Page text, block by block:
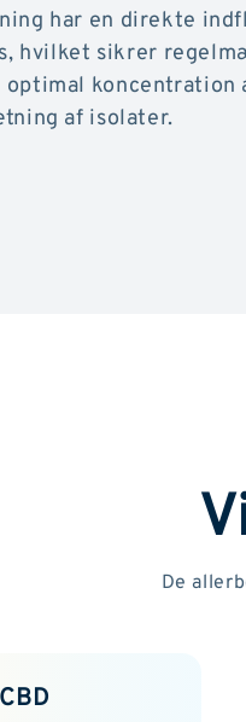
har en direkte
hvilket sikrer
koncentration
af isolater.
De